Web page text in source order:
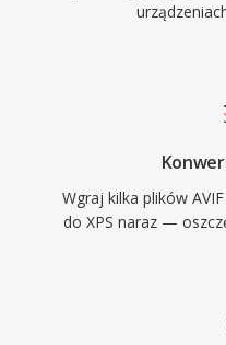
Wgraj kilka plików
do XPS naraz —